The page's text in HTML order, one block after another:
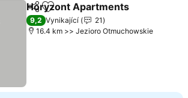
SdíletPřidat na seznam oblíbených
Horyzont Apartments
9,2 Vynikající
21
16.4 km >> Jezioro Otmuchowskie